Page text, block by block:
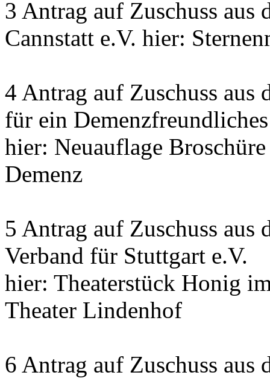
3 Antrag auf Zuschuss
Cannstatt e.V. hier:
4 Antrag auf Zuschuss aus
für ein
hier: Neuauflage
Demenz
5 Antrag auf Zuschuss aus
Verband für Stuttgart e.V.
hier: Theaterstück Honig
Theater Lindenhof
6 Antrag auf Zuschuss aus